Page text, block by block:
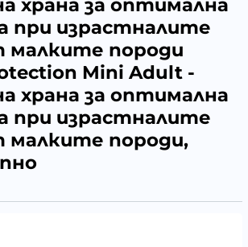
храна за оптимална
при израстналите
малките породи
Mini Adult -
храна за оптимална
при израстналите
малките породи,